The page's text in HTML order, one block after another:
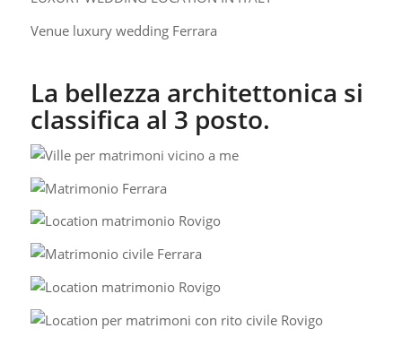
Venue luxury wedding Ferrara
La bellezza architettonica si
classifica al 3 posto.